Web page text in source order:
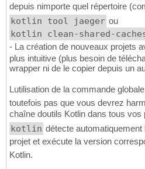
depuis nimporte quel répertoire
kotlin tool jaeger ou
kotlin clean-shared-
- La création de nouveaux projets
plus intuitive (plus besoin de
wrapper ni de le copier depuis un
Lutilisation de la commande globale
toutefois pas que vous devrez
chaîne doutils Kotlin dans tous
kotlin détecte
projet et exécute la version
Kotlin.